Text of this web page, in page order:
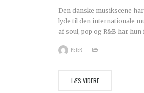
Den danske musikscene
lyde til den internationale
af soul, pop og R&B har
PETER
LÆS VIDERE